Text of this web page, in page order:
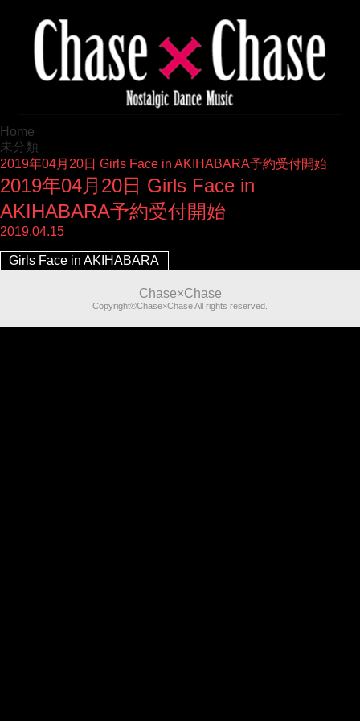
Home
未分類
2019年04月20日 Girls Face in AKIHABARA予約受付開始
2019年04月20日 Girls Face in
AKIHABARA予約受付開始
2019.04.15
Girls Face in AKIHABARA
Chase×Chase
Copyright©Chase×Chase All rights reserved.